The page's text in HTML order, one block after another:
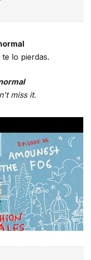
te lo pierdas.
miss it.